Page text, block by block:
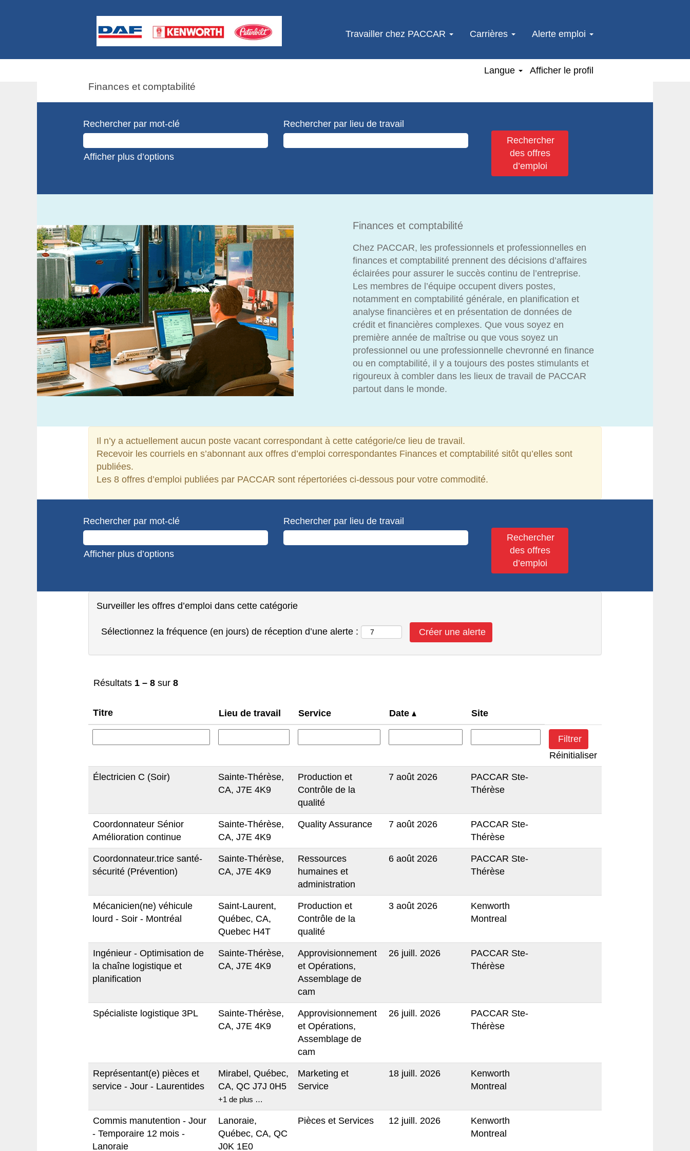
Travailler chez PACCAR Carrières Alerte emploi
Langue Afficher le profil
Finances et comptabilité
Rechercher par mot-clé Rechercher par lieu de travail
Afficher plus d’options
Finances et comptabilité
Chez PACCAR, les professionnels et professionnelles en
finances et comptabilité prennent des décisions d’affaires
éclairées pour assurer le succès continu de l’entreprise.
Les membres de l’équipe occupent divers postes,
notamment en comptabilité générale, en planification et
analyse financières et en présentation de données de
crédit et financières complexes. Que vous soyez en
première année de maîtrise ou que vous soyez un
professionnel ou une professionnelle chevronné en finance
ou en comptabilité, il y a toujours des postes stimulants et
rigoureux à combler dans les lieux de travail de PACCAR
partout dans le monde.
Il n’y a actuellement aucun poste vacant correspondant à cette catégorie/ce lieu de travail.
Recevoir les courriels en s’abonnant aux offres d’emploi correspondantes Finances et comptabilité sitôt qu’elles sont
publiées.
Les 8 offres d’emploi publiées par PACCAR sont répertoriées ci-dessous pour votre commodité.
Rechercher par mot-clé Rechercher par lieu de travail
Afficher plus d’options
Surveiller les offres d’emploi dans cette catégorie
Sélectionnez la fréquence (en jours) de réception d’une alerte :
Résultats 1 – 8 sur 8
Titre Lieu de travail Service Date Site
Réinitialiser
Électricien C (Soir)
Sainte-Thérèse,
CA, J7E 4K9
Production et
Contrôle de la
qualité
7 août 2026
PACCAR Ste-
Thérèse
Coordonnateur Sénior
Amélioration continue
Sainte-Thérèse,
CA, J7E 4K9
Quality Assurance 7 août 2026
PACCAR Ste-
Thérèse
Coordonnateur.trice santé-
sécurité (Prévention)
Sainte-Thérèse,
CA, J7E 4K9
Ressources
humaines et
administration
6 août 2026
PACCAR Ste-
Thérèse
Mécanicien(ne) véhicule
lourd - Soir - Montréal
Saint-Laurent,
Québec, CA,
Quebec H4T
Production et
Contrôle de la
qualité
3 août 2026
Kenworth
Montreal
Ingénieur - Optimisation de
la chaîne logistique et
planification
Sainte-Thérèse,
CA, J7E 4K9
Approvisionnement
et Opérations,
Assemblage de
cam
26 juill. 2026
PACCAR Ste-
Thérèse
Spécialiste logistique 3PL
Sainte-Thérèse,
CA, J7E 4K9
Approvisionnement
et Opérations,
Assemblage de
cam
26 juill. 2026
PACCAR Ste-
Thérèse
Représentant(e) pièces et
service - Jour - Laurentides
Mirabel, Québec,
CA, QC J7J 0H5
+1 de plus …
Marketing et
Service
18 juill. 2026
Kenworth
Montreal
Commis manutention - Jour
- Temporaire 12 mois -
Lanoraie
Lanoraie,
Québec, CA, QC
J0K 1E0
Pièces et Services 12 juill. 2026
Kenworth
Montreal